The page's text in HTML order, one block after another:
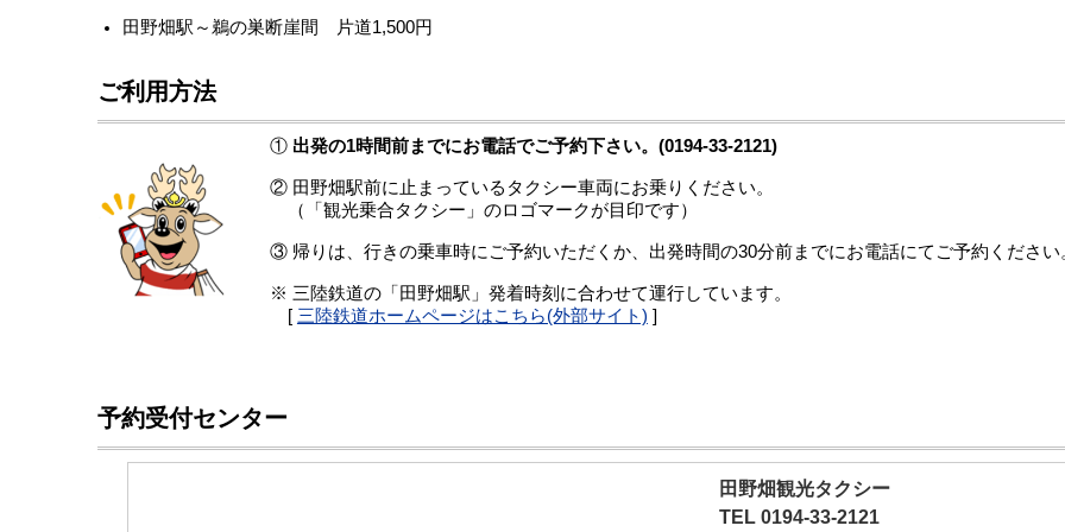
田野畑駅～鵜の巣断崖間 片道1,500円
ご利用方法
① 出発の1時間前までにお電話でご予約下さい。(0194-33-2121)
② 田野畑駅前に止まっているタクシー車両にお乗りください。
（「観光乗合タクシー」のロゴマークが目印です）
③ 帰りは、行きの乗車時にご予約いただくか、出発時間の30分前までにお電話にてご予約ください
※ 三陸鉄道の「田野畑駅」発着時刻に合わせて運行しています。
[ 三陸鉄道ホームページはこちら(外部サイト) ]
予約受付センター
田野畑観光タクシー
TEL 0194-33-2121